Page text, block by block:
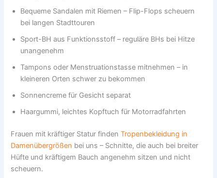
Bequeme Sandalen mit Riemen – Flip-Flops scheuern
bei langen Stadttouren
Sport-BH aus Funktionsstoff – reguläre BHs bei Hitze
unangenehm
Tampons oder Menstruationstasse mitnehmen – in
kleineren Orten schwer zu bekommen
Sonnencreme für Gesicht separat
Haargummi, leichtes Kopftuch für Motorradfahrten
Frauen mit kräftiger Statur findenTropenbekleidung in
Damenübergrößen bei uns – Schnitte, die auch bei breiter
Hüfte und kräftigem Bauch angenehm sitzen und nicht
scheuern.